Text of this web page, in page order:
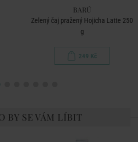
BARÚ
Zelený čaj pražený Hojicha Latte 250
g
249 Kč
BY SE VÁM LÍBIT